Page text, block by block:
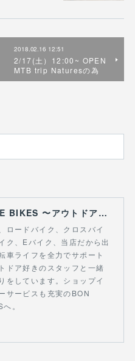
2018.02.16 12:51
2/17(土）12:00~ OPEN
MTB trip Naturesの為
BON VOYAGE BIKES 〜アウトドアライフにつながる自転車専門店〜
ロードバイク、クロスバイ
ク、Eバイク、当店だから出
車ライフを全力でサポート
ドア好きのスタッフと一緒
をしています。ショップイ
サービスも充実のBON
。